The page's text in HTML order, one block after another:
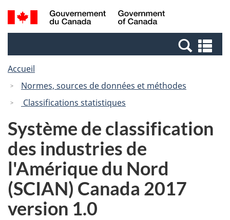
Passer
au
Passer
à
Canada
Recherche
et
et
Accueil
Normes, sources de données et méthodes
Classifications statistiques
Système de classification
des industries de
l'Amérique du Nord
(SCIAN) Canada 2017
version 1.0